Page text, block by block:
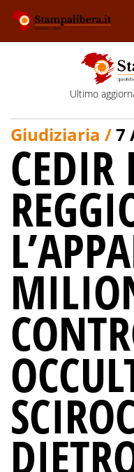
Ultimo
Giudiziaria /7
CEDIR